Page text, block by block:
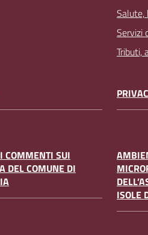
Salute,
Servizi
Tributi,
COMMENTI SUI
DEL COMUNE DI
ISOLE